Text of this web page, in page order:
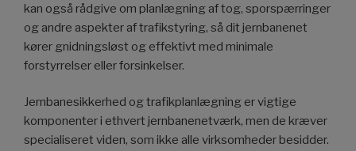
kan også rådgive om planlægning af tog, sporspærringer
og andre aspekter af trafikstyring, så dit jernbanenet
kører gnidningsløst og effektivt med minimale
forstyrrelser eller forsinkelser.
Jernbanesikkerhed og trafikplanlægning er vigtige
komponenter i ethvert jernbanenetværk, men de kræver
specialiseret viden, som ikke alle virksomheder besidder.